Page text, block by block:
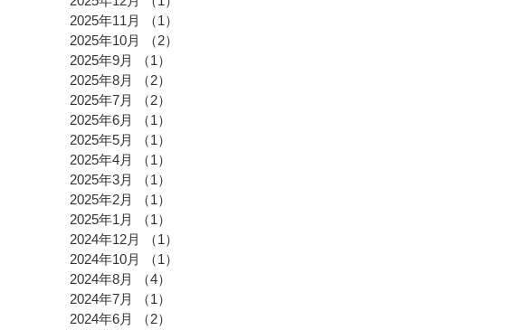
2025年11月
（1）
2025年10月
（2）
2025年9月
（1）
2025年8月
（2）
2025年7月
（2）
2025年6月
（1）
2025年5月
（1）
2025年4月
（1）
2025年3月
（1）
2025年2月
（1）
2025年1月
（1）
2024年12月
（1）
2024年10月
（1）
2024年8月
（4）
2024年7月
（1）
2024年6月
（2）